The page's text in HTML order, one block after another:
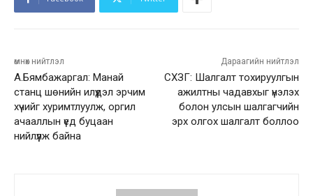
өмнөх нийтлэл
А.Бямбажаргал: Манай
станц шөнийн илүүдэл эрчим
хүчийг хуримтлуулж, оргил
ачааллын үед буцаан
нийлүүлж байна
Дараагийн нийтлэл
СХЗГ: Шалгалт тохируулгын
ажилтны чадавхыг үнэлэх
болон улсын шалгагчийн
эрх олгох шалгалт боллоо